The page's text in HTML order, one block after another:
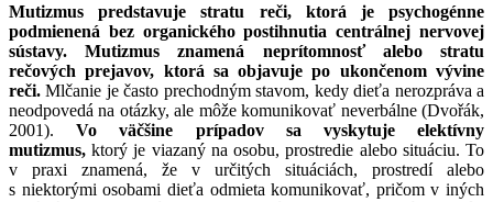
Mutizmus predstavuje stratu reči, ktorá je psychogénne
podmienená bez organického postihnutia centrálnej nervovej
sústavy.
Mutizmus znamená neprítomnosť alebo stratu
rečových prejavov, ktorá sa objavuje po ukončenom vývine
reči. Mlčanie je často prechodným stavom, kedy dieťa nerozpráva a
neodpovedá na otázky, ale môže komunikovať neverbálne (Dvořák,
2001).Vo väčšine prípadov sa vyskytuje elektívny
mutizmus, ktorý je viazaný na osobu, prostredie alebo situáciu. To
v praxi znamená, že v určitých situáciách, prostredí alebo
s niektorými osobami dieťa odmieta komunikovať, pričom v iných